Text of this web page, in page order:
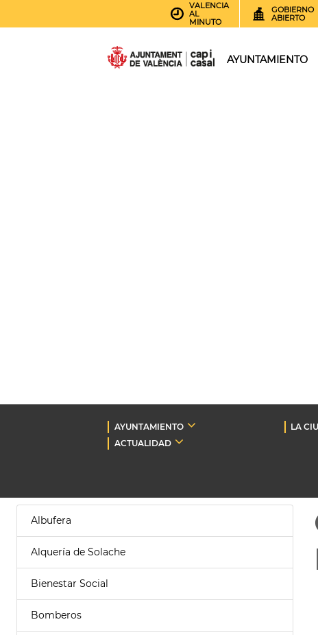
VALENCIA
AL
MINUTO
GOBIERNO
ABIERTO
AYUNTAMIENTO
AYUNTAMIENTO LA
ACTUALIDAD
Albufera
Alquería de Solache
Bienestar Social
Bomberos